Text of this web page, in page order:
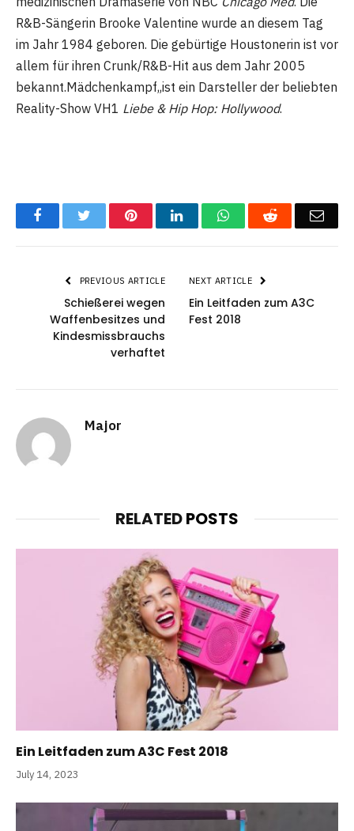
R&B-Sängerin Brooke Valentine wurde an diesem Tag
im Jahr 1984 geboren. Die gebürtige Houstonerin ist vor
allem für ihren Crunk/R&B-Hit aus dem Jahr 2005
bekannt.Mädchenkampf„ist ein Darsteller der beliebten
Reality-Show VH1 Liebe & Hip Hop: Hollywood.
FacebookTwitter PinterestLinkedInWhatsAppReddit
PREVIOUS ARTICLE
Schießerei wegen
Waffenbesitzes und
Kindesmissbrauchs
verhaftet
NEXT ARTICLE
Ein Leitfaden zum A3C
Fest 2018
Major
RELATEDPOSTS
Ein Leitfaden zum A3C Fest 2018
July 14, 2023